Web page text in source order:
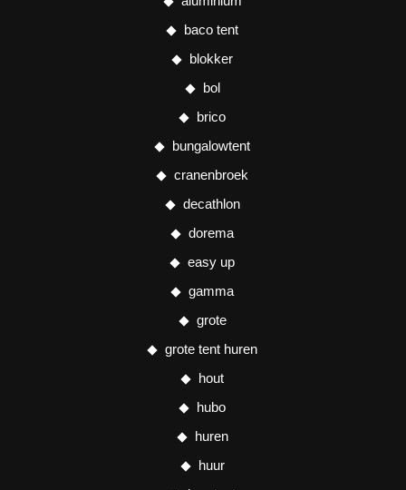
baco tent
blokker
bol
brico
bungalowtent
cranenbroek
decathlon
dorema
easy up
gamma
grote
grote tent huren
hout
hubo
huren
huur